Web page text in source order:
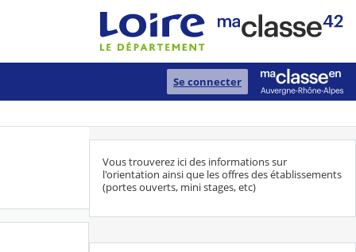
Se connecter
Vous trouverez ici des informations sur
l'orientation ainsi que les offres des établissements
(portes ouverts, mini stages, etc)